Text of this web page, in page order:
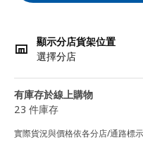
顯示分店貨架位置
選擇分店
有庫存於線上購物
23 件庫存
實際貨況與價格依各分店/通路標